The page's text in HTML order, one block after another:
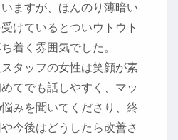
ますが、ほんのり薄暗い
けているとついウトウト
着く雰囲気でした。
タッフの女性は笑顔が素
てでも話しやすく、マッ
みを聞いてくださり、終
今後はどうしたら改善さ